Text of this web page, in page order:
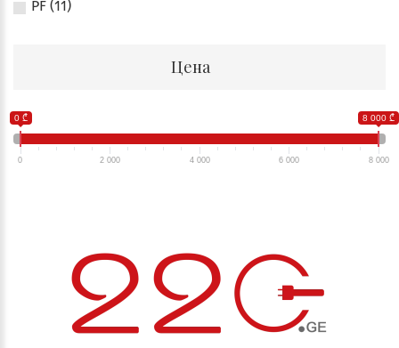
PF (11)
Цена
0 ₾ 8 000 ₾
0 2 000 4 000 6 000 8 000